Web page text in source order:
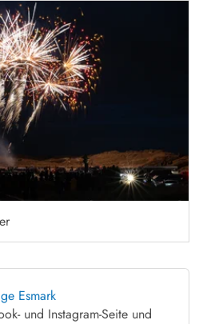
Esmark
und Instagram-Seite und